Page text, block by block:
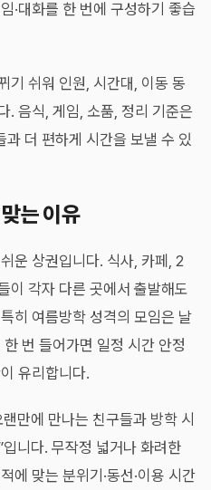
·대화를 한 번에 구성하기 좋습
기 쉬워 인원, 시간대, 이동 동
. 음식, 게임, 소품, 정리 기준은
더 편하게 시간을 보낼 수 있
는 이유
운 상권입니다. 식사, 카페, 2
이 각자 다른 곳에서 출발해도
히 여름방학 성격의 모임은 날
번 들어가면 일정 시간 안정
유리합니다.
만에 만나는 친구들과 방학 시
니다. 무작정 넓거나 화려한
에 맞는 분위기·동선·이용 시간